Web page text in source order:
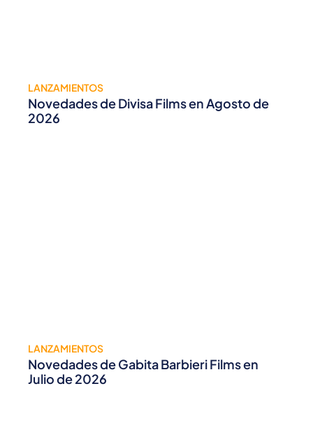
LANZAMIENTOS
Novedades de Divisa Films en Agosto de
2026
LANZAMIENTOS
Novedades de Gabita Barbieri Films en
Julio de 2026